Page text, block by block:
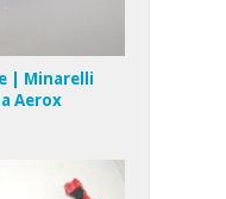
| Minarelli
Aerox